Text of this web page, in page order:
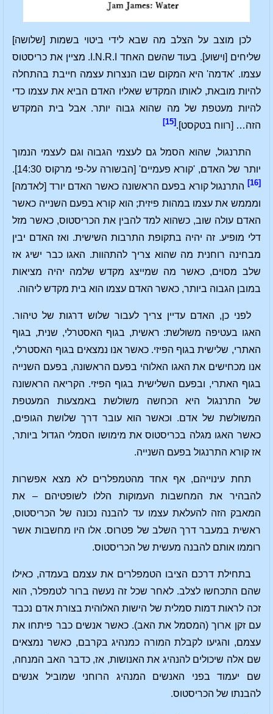
לכן מוצב על הצלב מה שבא לידי ביטוי בשמות [שלושה]
שליחים [וישוע]. בעוד שהשם האחד I.N.R.I. מציין את כריסטוס
עצמו. 'אדמה' היא המקום שבו הנצרות עצמה חייבת בהתחלה
להיות מובאת, לאותו המקדש שאליו האדם הביא את עצמו כדי
להיות מעטפת של מה שהוא גבוה יותר. אבל בית המקדש
הזה… [רווח בטקסט].[15]
התרנגול, שהוא הסמל גם לעצמי הגבוה וגם לעצמי הנמוך
יותר של האדם, 'קורא פעמיים' [הבשורה על-פי מרקוס 14:30].
[16]
התרנגול קורא בפעם הראשונה כאשר האדם יורד [לאדמה]
ומממש את עצמו במהות פיזית; הוא קורא בפעם השנייה כאשר
האדם עולה שוב, כשהוא למד להבין את הכריסטוס, כאשר מזל
דלי מופיע. זה יהיה בתקופת התרבות השישית. ואז האדם יבין
מבחינה רוחנית מה שהוא צריך להתהוות. האגו כבר ישיג אז
שלב מסוים, כאשר מה שמייצג מקדש שלמה יהיה מציאות
במובן הגבוה ביותר, כאשר האדם עצמו הוא בית מקדש ליהוה.
לפני כן, האדם עדיין צריך לעבור שלוש דרגות של טיהור.
האגו בעטיפה משולשת: ראשית, בגוף האסטרלי, שנית, בגוף
האתרי, שלישית בגוף הפיזי. כאשר אנו נמצאים בגוף האסטרלי,
אנו מכחישים את האגו האלוהי בפעם הראשונה, בפעם השנייה
בגוף האתרי, ובפעם השלישית בגוף הפיזי. הקריאה הראשונה
של התרנגול היא הכחשה משולשת באמצעות המעטפת
המשולשת של אדם. וכאשר הוא עובר דרך שלושת הגופים,
כאשר האגו מגלה בכריסטוס את מימושו הסמלי הגדול ביותר,
אז קורא התרנגול בפעם השנייה.
תחת עינוייהם, אף אחד מהטמפלרים לא מצא אפשרות
להבהיר את המחשבות העמוקות הללו לשופטיהם – את
המאבק הזה להעלאת עצמו עד להבנה נכונה של הכריסטוס,
ראשית במעבר דרך השלב של פטרוס. אלו היו מחשבות אשר
רוממו אותם להבנה מעשית של הכריסטוס.
בתחילת דרכם הציבו הטמפלרים את עצמם בעמדה, כאילו
שהם התכחשו לצלב. לאחר שכל זה נעשה ברור לטמפלר, הוא
זכה לראות דמות סמלית של הישות האלוהית בצורת אדם נכבד
עם זקן ארוך (המסמל את האב). כאשר אנשים כבר פיתחו את
עצמם, והגיעו לקבלת המורה כמנהיג בקרבם, כאשר נמצאים
שם אלה שיכולים להנהיג את האנושות, אז, כדבר האב המנחה,
שם יעמוד בפני האנשים המנהיג הרוחני שמוביל אנשים
להבנתו של הכריסטוס.